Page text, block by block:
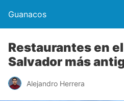
Guanacos
Restaurantes en
Salvador más
Alejandro Herrera